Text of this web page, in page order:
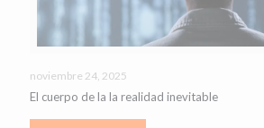
noviembre 24, 2025
El cuerpo de la la realidad inevitable